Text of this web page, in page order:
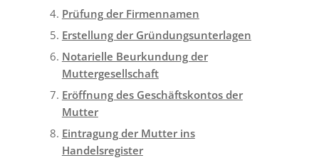
Prüfung der Firmennamen
Erstellung der Gründungsunterlagen
Notarielle Beurkundung der
Muttergesellschaft
Eröffnung des Geschäftskontos der
Mutter
Eintragung der Mutter ins
Handelsregister